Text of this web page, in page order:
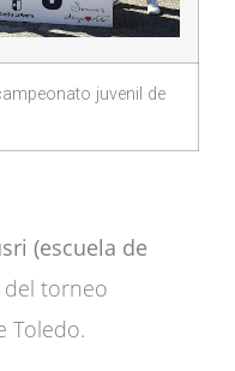
juvenil de
(escuela de
torneo
Toledo.